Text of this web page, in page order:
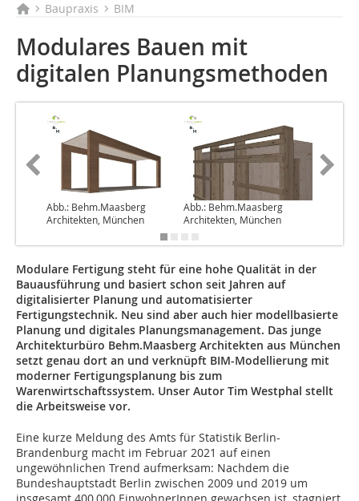
Baupraxis BIM
Modulares Bauen mit
digitalen Planungs­methoden
Abb.: Behm.Maasberg
Architekten, München
Abb.: Behm.Maasberg
Architekten, München
Modulare Fertigung steht für eine hohe Qualität in der
Bauausführung und basiert schon seit Jahren auf
digitalisierter Planung und automatisierter
Fertigungstechnik. Neu sind aber auch hier modellbasierte
Planung und digitales Planungsmanagement. Das junge
Architekturbüro Behm.Maasberg Architekten aus München
setzt genau dort an und verknüpft BIM-Modellierung mit
moderner Fertigungsplanung bis zum
Warenwirtschaftssystem. ­Unser Autor Tim Westphal stellt
die Arbeitsweise vor.
Eine kurze Meldung des Amts für Statistik Berlin-
Brandenburg macht im Februar 2021 auf einen
ungewöhnlichen Trend aufmerksam: Nachdem die
Bundeshauptstadt Berlin zwischen 2009 und 2019 um